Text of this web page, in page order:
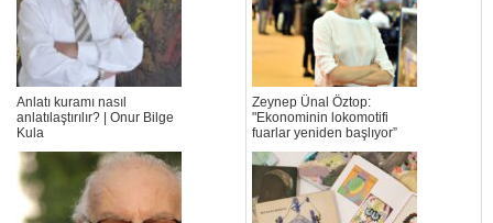
Anlatı kuramı nasıl
anlatılaştırılır? | Onur Bilge
Kula
Zeynep Ünal Öztop:
"Ekonominin lokomotifi
fuarlar yeniden başlıyor”